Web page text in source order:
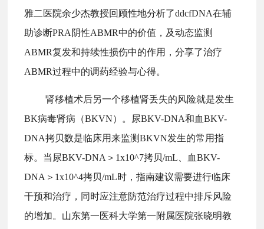
雅二医院余少杰教授回顾性地分析了ddcfDNA在辅
助诊断PRA阴性ABMR中的价值，及动态监测
ABMR复发和持续性损伤中的作用，分享了治疗
ABMR过程中的调药经验与心得。
肾移植术后另一个移植肾丢失的风险就是发生
BK病毒肾病（BKVN）。尿BKV-DNA和血BKV-
DNA拷贝数是临床用来监测BKVN发生的常用指
标。当尿BKV-DNA＞1x10^7拷贝/mL、血BKV-
DNA＞1x10^4拷贝/mL时，指南建议需要进行临床
干预和治疗，同时应注意防范治疗过程中排斥风险
的增加。山东第一医科大学第一附属医院张晓明教